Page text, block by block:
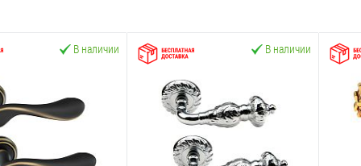
В наличии В наличии